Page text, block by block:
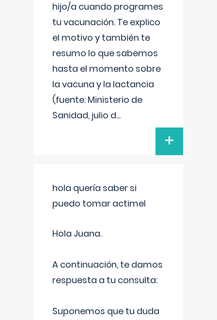
hijo/a cuando programes
tu vacunación. Te explico
el motivo y también te
resumo lo que sabemos
hasta el momento sobre
la vacuna y la lactancia
(fuente: Ministerio de
Sanidad, julio d...
+
hola quería saber si
puedo tomar actimel
Hola Juana.
A continuación, te damos
respuesta a tu consulta:
Suponemos que tu duda